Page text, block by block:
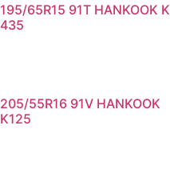
195/65R15 91T HANKOOK K
435
205/55R16 91V HANKOOK
K125